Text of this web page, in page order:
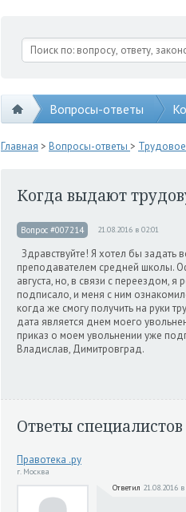
Вопросы-ответы
Главная > Вопросы-ответы >
Когда выдают
Вопрос #007214 21.08.2016 в 02:01
Здравствуйте! Я хотел бы
преподавателем средней школы.
августа, но, в связи с переездом,
подписало, и меня с ним
когда же смогу получить на руки
дата является днем моего
приказ о моем увольнении уже
Владислав, Димитровград.
Ответы специалистов
Правотека .ру
г. Москва
Ответил 21.08.2016